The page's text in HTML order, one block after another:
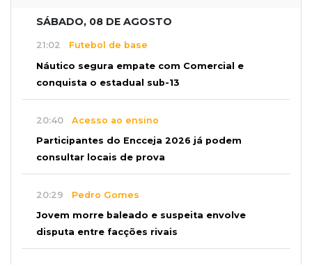
SÁBADO, 08 DE AGOSTO
21:02 Futebol de base
Náutico segura empate com Comercial e
conquista o estadual sub-13
20:40 Acesso ao ensino
Participantes do Encceja 2026 já podem
consultar locais de prova
20:29 Pedro Gomes
Jovem morre baleado e suspeita envolve
disputa entre facções rivais